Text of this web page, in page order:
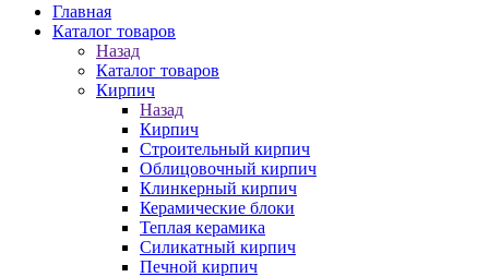
Главная
Каталог товаров
Назад
Каталог товаров
Кирпич
Назад
Кирпич
Строительный кирпич
Облицовочный кирпич
Клинкерный кирпич
Керамические блоки
Теплая керамика
Силикатный кирпич
Печной кирпич